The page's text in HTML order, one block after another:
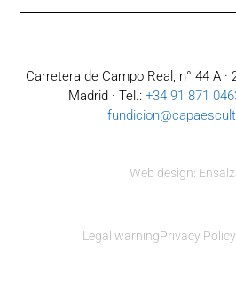
Carretera de Campo Real, n° 44 A ·
Madrid · Tel.: +34 91 871
Web design:
Legal warningPrivacy Policy